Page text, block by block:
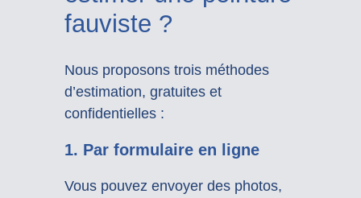
fauviste ?
Nous proposons trois méthodes
d’estimation, gratuites et
confidentielles :
1. Par formulaire en ligne
Vous pouvez envoyer des photos,